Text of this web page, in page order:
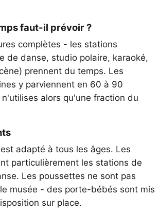
faut-il prévoir ?
complètes - les stations
de danse, studio polaire, karaoké,
prennent du temps. Les
y parviennent en 60 à 90
alors qu'une fraction du
adapté à tous les âges. Les
particulièrement les stations de
Les poussettes ne sont pas
musée - des porte-bébés sont mis
sur place.